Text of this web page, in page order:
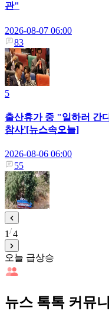
관"
2026-08-07 06:00
83
5
출산휴가 중 "일하러 간
참사'[뉴스속오늘]
2026-08-06 06:00
55
1 4
오늘 급상승
뉴스 톡톡 커뮤